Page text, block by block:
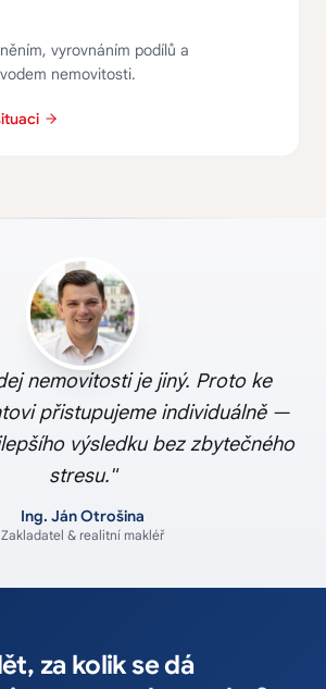
vyrovnáním podílů a
nemovitosti.
nemovitosti je jiný. Proto ke
přistupujeme individuálně —
výsledku bez zbytečného
stresu."
Ing. Ján Otrošina
Zakladatel & realitní makléř
za kolik se dá